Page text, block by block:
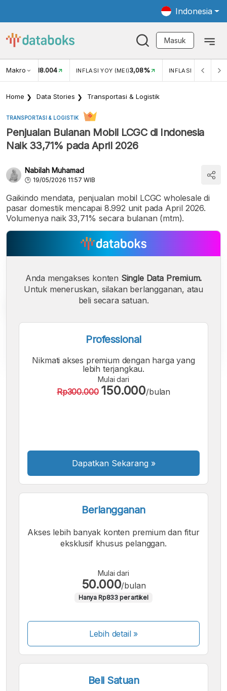
Indonesia
Masuk
Makro
USD/IDR 18.004 INFLASI YOY (MEI)3,08% INFLASI MOM (MEI)
Home Data Stories Transportasi & Logistik
TRANSPORTASI & LOGISTIK
Penjualan Bulanan Mobil LCGC di Indonesia
Naik 33,71% pada April 2026
Nabilah Muhamad
19/05/2026 11:57 WIB
Gaikindo mendata, penjualan mobil LCGC wholesale di
pasar domestik mencapai 8.992 unit pada April 2026.
Volumenya naik 33,71% secara bulanan (mtm).
Font
A
Font
A
Font
Anda mengakses konten Single Data Premium.
Untuk meneruskan, silakan berlangganan, atau
beli secara satuan.
Professional
Nikmati akses premium dengan harga yang
lebih terjangkau.
Mulai dari
Rp300.000 150.000/bulan
Dapatkan Sekarang »
Berlangganan
Akses lebih banyak konten premium dan fitur
eksklusif khusus pelanggan.
Mulai dari
50.000/bulan
Hanya Rp833 per artikel
Lebih detail »
Beli Satuan